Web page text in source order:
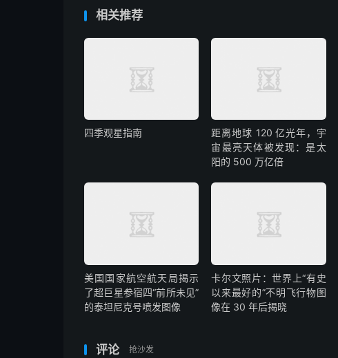
相关推荐
四季观星指南
距离地球 120 亿光年，宇
宙最亮天体被发现：是太
阳的 500 万亿倍
美国国家航空航天局揭示
了超巨星参宿四“前所未见”
的泰坦尼克号喷发图像
卡尔文照片：世界上“有史
以来最好的”不明飞行物图
像在 30 年后揭晓
评论 抢沙发